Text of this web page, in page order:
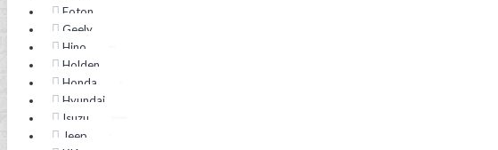
Foton
Geely
Hino
Holden
Honda
Hyundai
Isuzu
Jeep